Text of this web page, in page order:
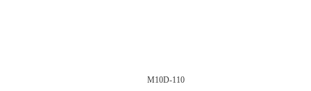
M10D-110